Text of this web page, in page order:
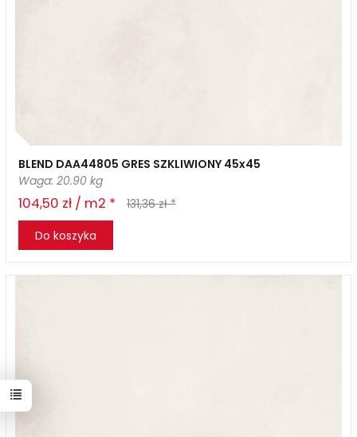
BLEND DAA44805 GRES SZKLIWIONY 45x45
Waga: 20.90 kg
104,50 zł / m2 *
131,36 zł *
Do koszyka